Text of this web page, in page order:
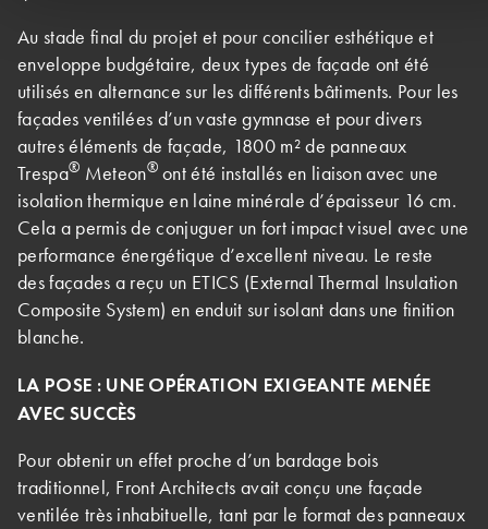
Au stade final du projet et pour concilier esthétique et
enveloppe budgétaire, deux types de façade ont été
utilisés en alternance sur les différents bâtiments. Pour les
façades ventilées d’un vaste gymnase et pour divers
autres éléments de façade, 1800 m² de panneaux
Trespa® Meteon®ont été installés en liaison avec une
isolation thermique en laine minérale d’épaisseur 16 cm.
Cela a permis de conjuguer un fort impact visuel avec une
performance énergétique d’excellent niveau. Le reste
des façades a reçu un ETICS (External Thermal Insulation
Composite System) en enduit sur isolant dans une finition
blanche.
LA POSE : UNE OPÉRATION EXIGEANTE MENÉE
AVEC SUCCÈS
Pour obtenir un effet proche d’un bardage bois
traditionnel, Front Architects avait conçu une façade
ventilée très inhabituelle, tant par le format des panneaux